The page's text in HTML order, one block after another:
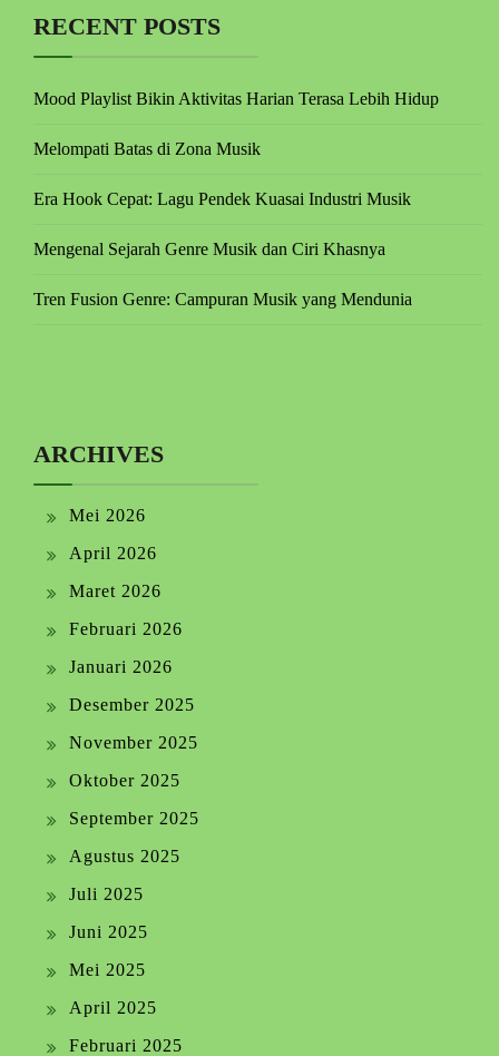
RECENT POSTS
Mood Playlist Bikin Aktivitas Harian Terasa Lebih Hidup
Melompati Batas di Zona Musik
Era Hook Cepat: Lagu Pendek Kuasai Industri Musik
Mengenal Sejarah Genre Musik dan Ciri Khasnya
Tren Fusion Genre: Campuran Musik yang Mendunia
ARCHIVES
Mei 2026
April 2026
Maret 2026
Februari 2026
Januari 2026
Desember 2025
November 2025
Oktober 2025
September 2025
Agustus 2025
Juli 2025
Juni 2025
Mei 2025
April 2025
Februari 2025